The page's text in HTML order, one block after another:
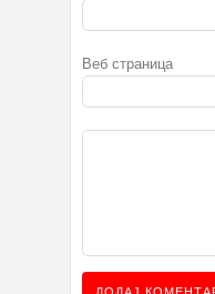
Веб страница